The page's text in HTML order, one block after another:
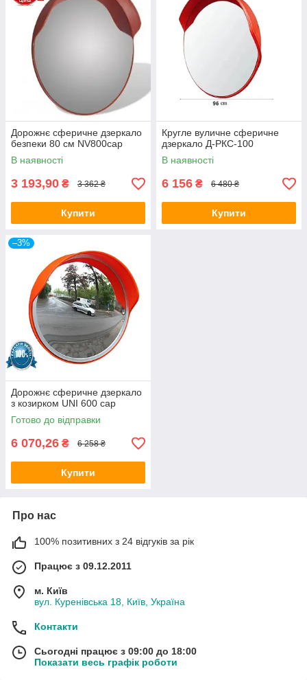
Дорожнє сферичне дзеркало
безпеки 80 см NV800cap
В наявності
3 193,90 ₴ 3 362 ₴
Купити
Кругле вуличне сферичне
дзеркало Д-РКС-100
В наявності
6 156 ₴ 6 480 ₴
Купити
–3%
Дорожнє сферичне дзеркало
з козирком UNI 600 cap
Готово до відправки
6 070,26 ₴ 6 258 ₴
Купити
Про нас
100% позитивних з 24 відгуків за рік
Працює з 09.12.2011
м. Київ
вул. Куренівська 18, Київ, Україна
Контакти
Сьогодні працює з 09:00 до 18:00
Показати весь графік роботи